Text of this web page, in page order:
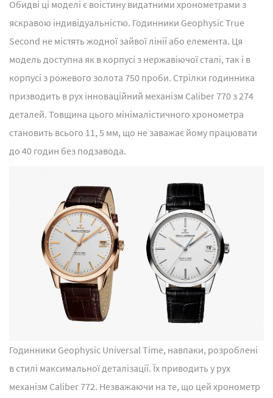
Обидві ці моделі є воістину видатними хронометрами з
яскравою індивідуальністю. Годинники Geophysic True
Second не містять жодної зайвої лінії або елемента. Ця
модель доступна як в корпусі з нержавіючої сталі, так і в
корпусі з рожевого золота 750 проби. Стрілки годинника
призводить в рух інноваційний механізм Caliber 770 з 274
деталей. Товщина цього мінімалістичного хронометра
становить всього 11, 5 мм, що не заважає йому працювати
до 40 годин без подзавода.
Годинники Geophysic Universal Time, навпаки, розроблені
в стилі максимальної деталізації. Їх приводить у рух
механізм Caliber 772. Незважаючи на те, що цей хронометр